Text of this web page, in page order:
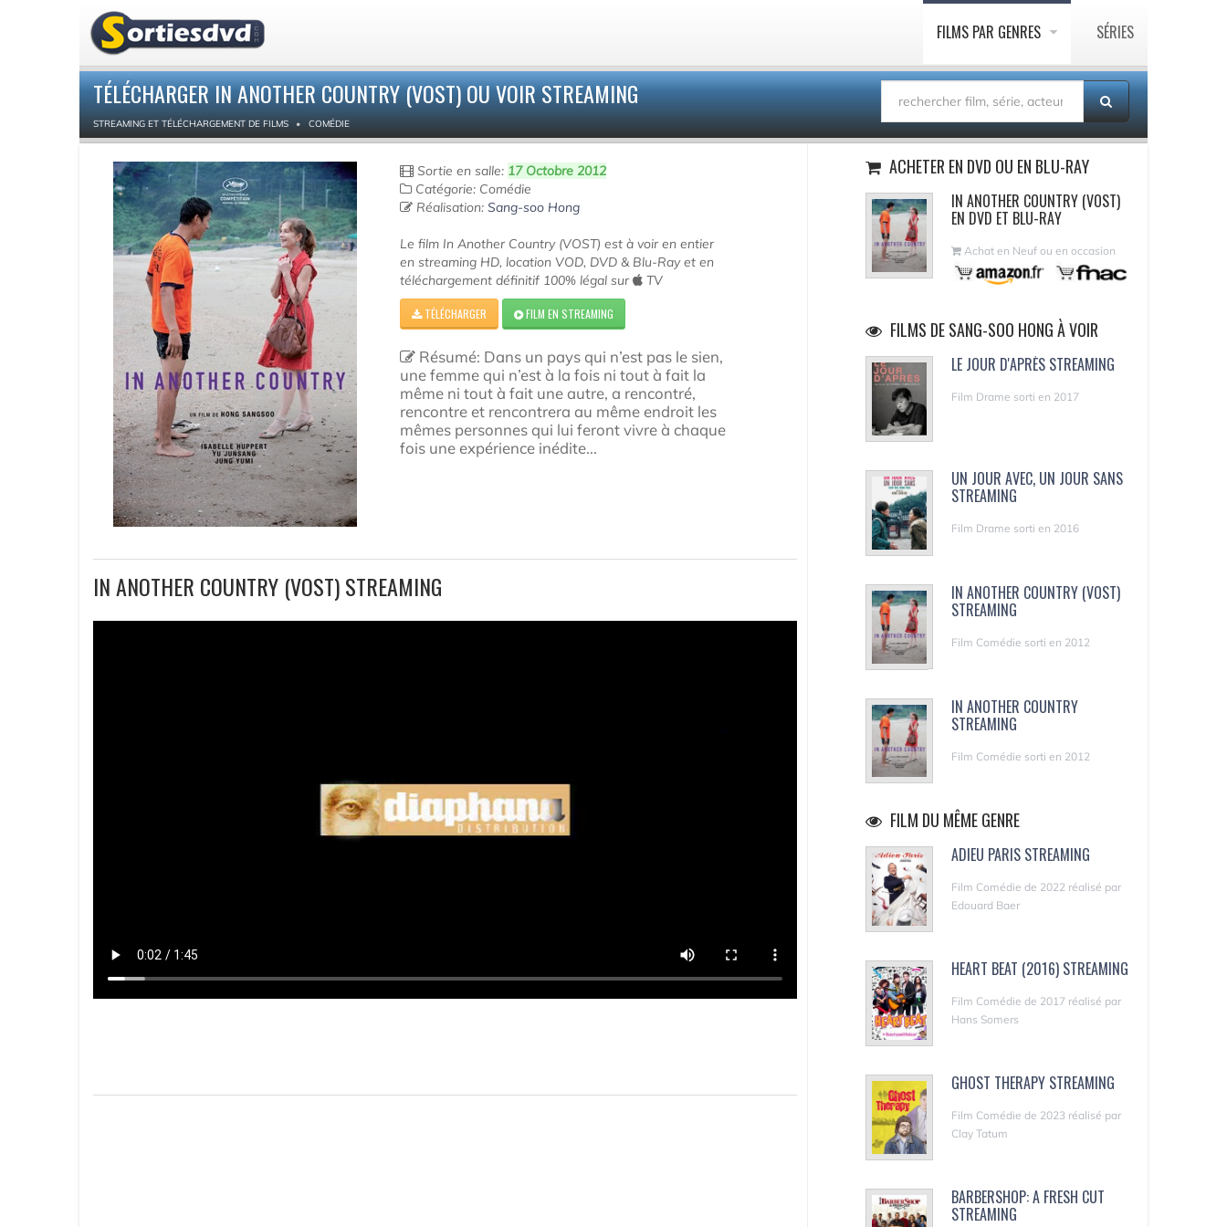
FILMS PAR GENRES SÉRIES
TÉLÉCHARGER IN ANOTHER COUNTRY (VOST) OU VOIR STREAMING
STREAMING ET TÉLÉCHARGEMENT DE FILMS COMÉDIE
Sortie en salle: 17 Octobre 2012
Catégorie: Comédie
Réalisation:Sang-soo Hong
Le film In Another Country (VOST) est à voir en entier
en streaming HD, location VOD, DVD & Blu-Ray et en
téléchargement définitif 100% légal sur
TV
TÉLÉCHARGER FILM EN STREAMING
Résumé: Dans un pays qui n’est pas le sien,
une femme qui n’est à la fois ni tout à fait la
même ni tout à fait une autre, a rencontré,
rencontre et rencontrera au même endroit les
mêmes personnes qui lui feront vivre à chaque
fois une expérience inédite...
IN ANOTHER COUNTRY (VOST) STREAMING
ACHETER EN DVD OU EN BLU-RAY
IN ANOTHER COUNTRY (VOST)
EN DVD ET BLU-RAY
Achat en Neuf ou en occasion
FILMS DE SANG-SOO HONG À VOIR
LE JOUR D'APRÈS STREAMING
Film Drame sorti en 2017
UN JOUR AVEC, UN JOUR SANS
STREAMING
Film Drame sorti en 2016
IN ANOTHER COUNTRY (VOST)
STREAMING
Film Comédie sorti en 2012
IN ANOTHER COUNTRY
STREAMING
Film Comédie sorti en 2012
FILM DU MÊME GENRE
ADIEU PARIS STREAMING
Film Comédie de 2022 réalisé par
Edouard Baer
HEART BEAT (2016) STREAMING
Film Comédie de 2017 réalisé par
Hans Somers
GHOST THERAPY STREAMING
Film Comédie de 2023 réalisé par
Clay Tatum
BARBERSHOP: A FRESH CUT
STREAMING